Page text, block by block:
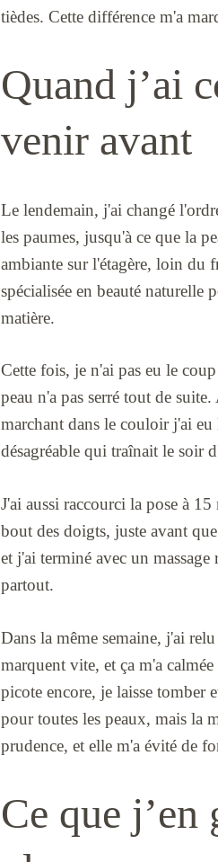
tièdes. Cette différence m'a
Quand j’ai
venir avant
Le lendemain, j'ai changé
les paumes, jusqu'à ce que la
ambiante sur l'étagère, loin du
spécialisée en beauté naturelle
matière.
Cette fois, je n'ai pas eu le
peau n'a pas serré tout de
marchant dans le couloir j'ai eu
désagréable qui traînait le soir
J'ai aussi raccourci la pose à
bout des doigts, juste avant
et j'ai terminé avec un
partout.
Dans la même semaine, j'ai
marquent vite, et ça m'a
picote encore, je laisse tomber
pour toutes les peaux, mais la
prudence, et elle m'a évité de
Ce que j’en